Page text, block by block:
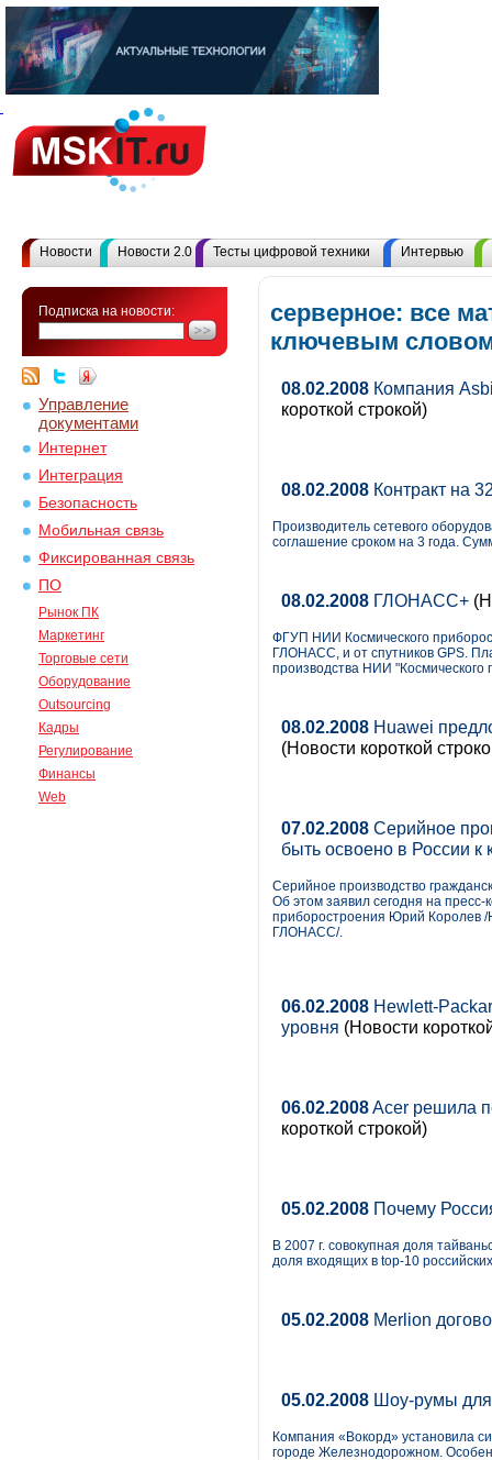
Новости Новости 2.0 Тесты цифровой техники Интервью
Подписка на новости:
Управление
документами
Интернет
Интеграция
Безопасность
Мобильная связь
Фиксированная связь
ПО
Рынок ПК
Маркетинг
Торговые сети
Оборудование
Outsourcing
Кадры
Регулирование
Финансы
Web
серверное: все
ключевым
08.02.2008 Компания
короткой строкой)
08.02.2008 Контракт на
Производитель сетевого
соглашение сроком на 3 года.
08.02.2008 ГЛОНАСС+
ФГУП НИИ Космического
ГЛОНАСС, и от спутников GPS.
производства НИИ "Космического
08.02.2008 Huawei
(Новости короткой
07.02.2008 Серийное
быть освоено в России к
Серийное производство
Об этом заявил сегодня на
приборостроения Юрий Королев
ГЛОНАСС/.
06.02.2008 Hewlett-
уровня (Новости
06.02.2008Acer решила
короткой строкой)
05.02.2008 Почему
В 2007 г. совокупная доля
доля входящих в top-10
05.02.2008 Merlion
05.02.2008 Шоу-румы
Компания «Вокорд» установила
городе Железнодорожном.